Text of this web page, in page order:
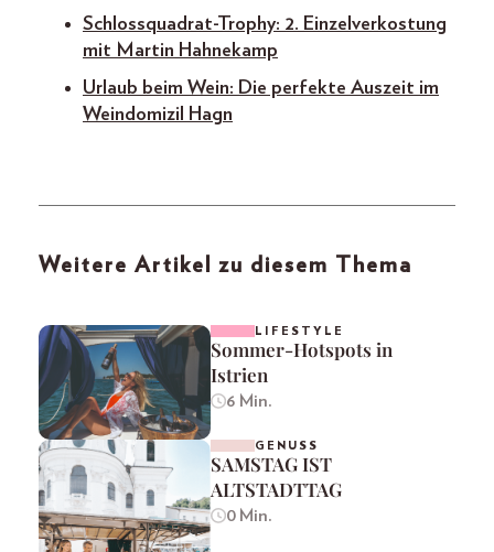
Schlossquadrat-Trophy: 2. Einzelverkostung
mit Martin Hahnekamp
Urlaub beim Wein: Die perfekte Auszeit im
Weindomizil Hagn
Weitere Artikel zu diesem Thema
LIFESTYLE
Sommer-Hotspots in
Istrien
6 Min.
GENUSS
SAMSTAG IST
ALTSTADTTAG
0 Min.